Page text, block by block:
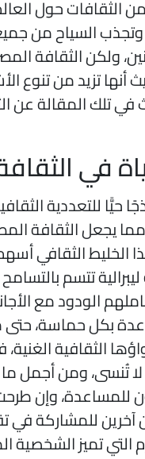
الثقافات حول
السياح من
ولكن الثقافة
أنها تزيد من تنوع
تلك المقالة عن
في
حيًّا للتعددية
يجعل الثقافة
الخليط الثقافي
تتسم
الودود مع
بكل حماسة، حتى
الثقافية
تُنسى، ومن أجمل
للمساعدة، وإن
للمشاركة
التي تميز الشخصية